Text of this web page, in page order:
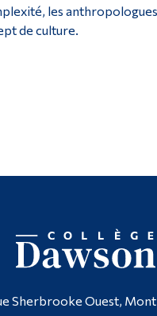
les
de culture.
Sherbrooke Ouest,
Corps
personnel